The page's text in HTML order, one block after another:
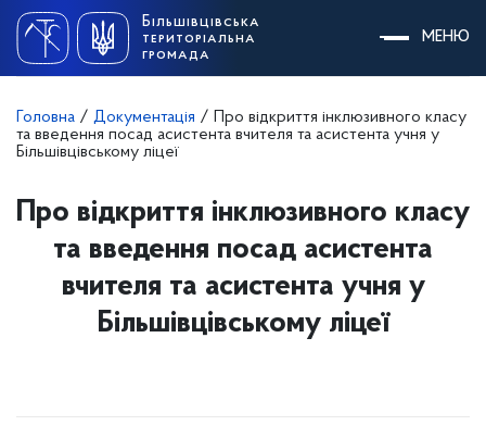
content
Більшівцівська
територіальна
громада
МЕНЮ
Головна / Документація /
Про відкриття інклюзивного класу
та введення посад асистента вчителя та асистента учня у
Більшівцівському ліцеї
Про відкриття інклюзивного класу
та введення посад асистента
вчителя та асистента учня у
Більшівцівському ліцеї